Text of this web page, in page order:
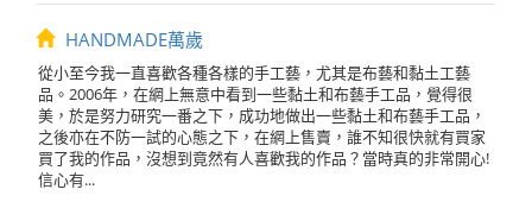
HANDMADE萬歲
從小至今我一直喜歡各種各樣的手工藝，尤其是布藝和黏土工藝
品。2006年，在網上無意中看到一些黏土和布藝手工品，覺得很
美，於是努力研究一番之下，成功地做出一些黏土和布藝手工品，
之後亦在不防一試的心態之下，在網上售賣，誰不知很快就有買家
買了我的作品，沒想到竟然有人喜歡我的作品？當時真的非常開心!
信心有...